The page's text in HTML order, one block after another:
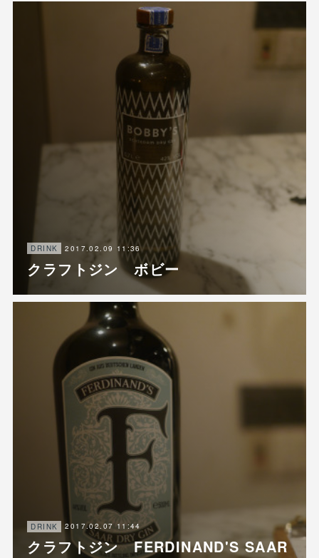
DRINK 2017.02.09 11:36
クラフトジン ボビー
DRINK 2017.02.07 11:44
クラフトジン FERDINAND'S SAAR